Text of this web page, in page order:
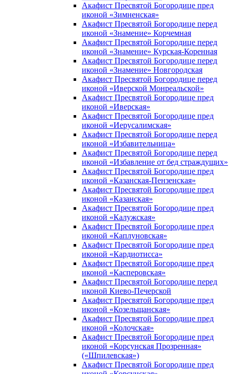
Акафист Пресвятой Богородице пред
иконой «Зимненская»
Акафист Пресвятой Богородице перед
иконой «Знамение» Корчемная
Акафист Пресвятой Богородице перед
иконой «Знамение» Курская-Коренная
Акафист Пресвятой Богородице перед
иконой «Знамение» Новгородская
Акафист Пресвятой Богородице перед
иконой «Иверской Монреальской»
Акафист Пресвятой Богородице пред
иконой «Иверская»
Акафист Пресвятой Богородице пред
иконой «Иерусалимская»
Акафист Пресвятой Богородице перед
иконой «Избавительница»
Акафист Пресвятой Богородице перед
иконой «Избавление от бед страждущих»
Акафист Пресвятой Богородице пред
иконой «Казанская-Пензенская»
Акафист Пресвятой Богородице пред
иконой «Казанская»
Акафист Пресвятой Богородице пред
иконой «Калужская»
Акафист Пресвятой Богородице пред
иконой «Каплуновская»
Акафист Пресвятой Богородице пред
иконой «Кардиотисса»
Акафист Пресвятой Богородице пред
иконой «Касперовская»
Акафист Пресвятой Богородице перед
иконой Киево-Печерской
Акафист Пресвятой Богородице пред
иконой «Козельщанская»
Акафист Пресвятой Богородице пред
иконой «Колочская»
Акафист Пресвятой Богородице пред
иконой «Корсунская Прозренная»
(«Шпилевская»)
Акафист Пресвятой Богородице пред